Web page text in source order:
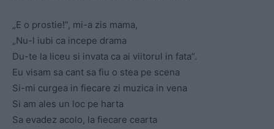
„E o prostie!”, mi-a zis mama,
„Nu-l iubi ca incepe drama
Du-te la liceu si invata ca ai viitorul in fata”.
Eu visam sa cant sa fiu o stea pe scena
Si-mi curgea in fiecare zi muzica in vena
Si am ales un loc pe harta
Sa evadez acolo, la fiecare cearta